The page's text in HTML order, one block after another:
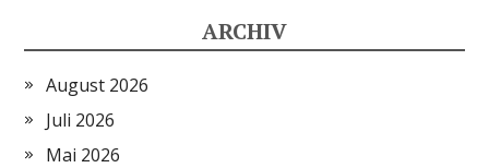
ARCHIV
August 2026
Juli 2026
Mai 2026